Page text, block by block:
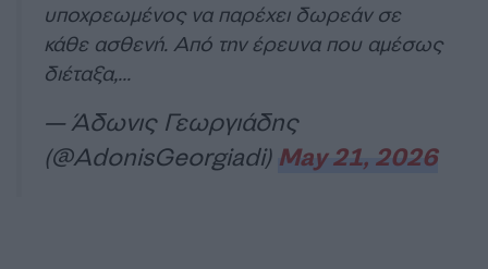
υποχρεωμένος να παρέχει δωρεάν σε
κάθε ασθενή. Από την έρευνα που αμέσως
διέταξα,…
— Άδωνις Γεωργιάδης
(@AdonisGeorgiadi) May 21, 2026